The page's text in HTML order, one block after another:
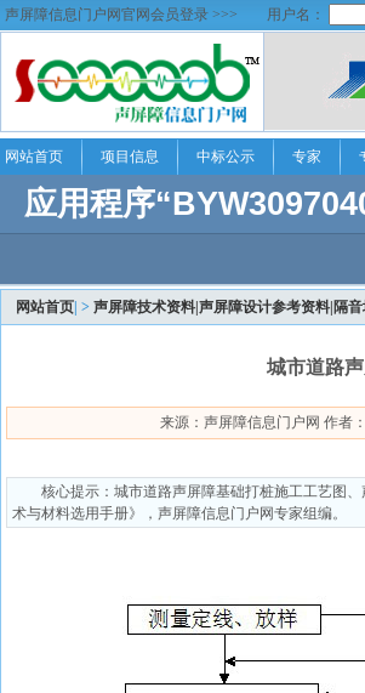
声屏障信息门户网官网会员登录 >>> 用户名：
网站首页 项目信息 中标公示 专家
网站首页 | > 声屏障技术资料|声屏障设计参考资料|隔
城市道路
来源：声屏障信息门户网 作者
核心提示：城市道路声屏障基础打桩施工工艺图
术与材料选用手册》，声屏障信息门户网专家组编。